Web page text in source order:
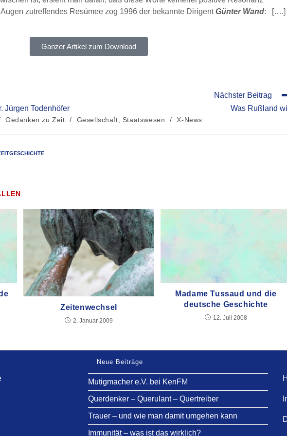
zutreffendes Resümee zog 1996 der bekannte DirigentGünter Wand: [….]
Ganzer Artikel zum Download
Jürgen Todenhöfer
Nächster Beitrag
Was Rußland
Gedanken zu Zeit / Gesellschaft, Staatswesen / X-News
Zeitenwechsel
2. Januar 2009
Madame Tussaud und die
deutsche Geschichte
12. Juli 2008
Neue Beiträge
Mutigmacher e.V. bei KenFM
Querdenker – Querulant – Quertreiber
Trauer – und wie man damit umgehen kann
Immunität – was ist das wirklich?